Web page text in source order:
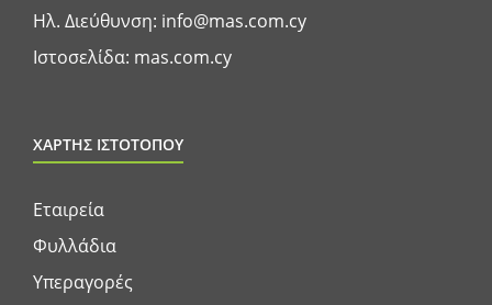
Ηλ. Διεύθυνση: info@mas.com.cy
Ιστοσελίδα: mas.com.cy
ΧΑΡΤΗΣ ΙΣΤΟΤΟΠΟΥ
Εταιρεία
Φυλλάδια
Υπεραγορές